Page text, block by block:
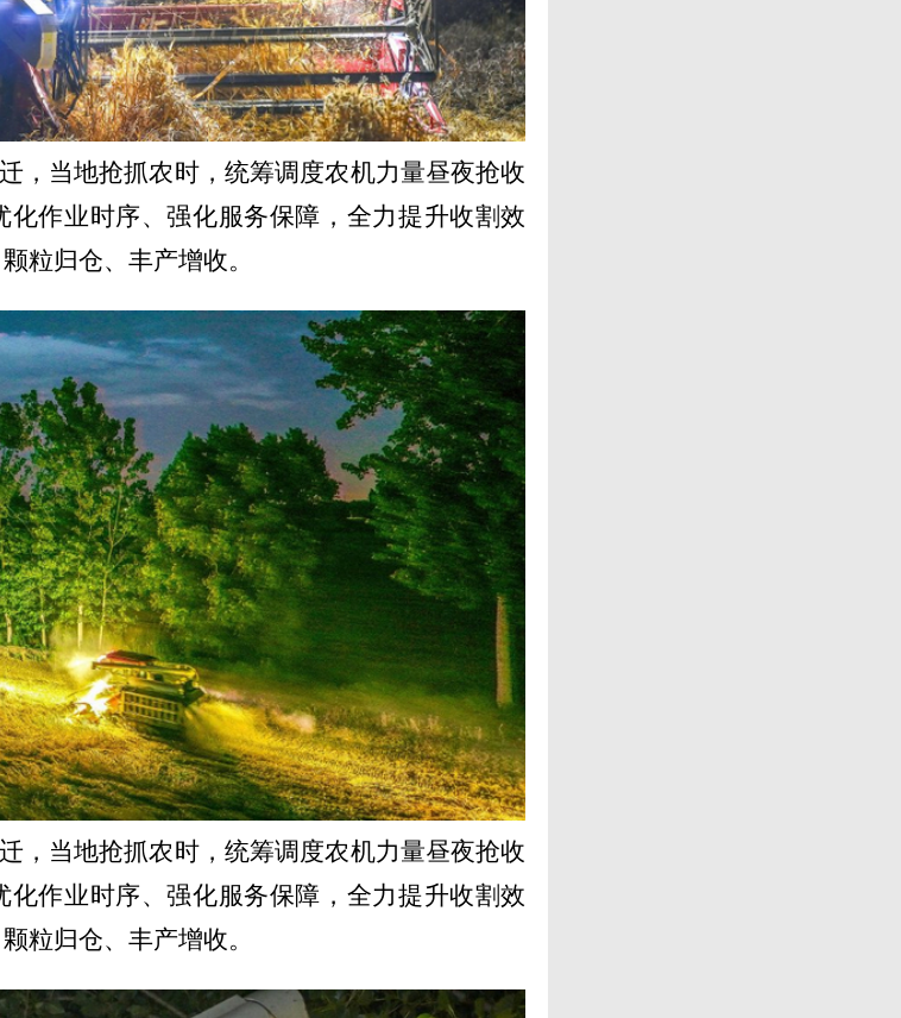
，当地抢抓农时，统筹调度农机力量昼夜抢收
作业时序、强化服务保障，全力提升收割效
粒归仓、丰产增收。
，当地抢抓农时，统筹调度农机力量昼夜抢收
作业时序、强化服务保障，全力提升收割效
粒归仓、丰产增收。